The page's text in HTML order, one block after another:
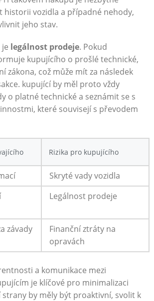
historii vozidla a případné nehody,
jeho stav.
legálnost prodeje. Pokud
kupujícího o prošlé technické,
zákona, což může mít za následek
kupující by měl proto vždy
o platné technické a seznámit se s
které souvisejí s převodem
Rizika pro kupujícího
Skryté vady vozidla
Legálnost prodeje
závady
Finanční ztráty na
opravách
a komunikace mezi
je klíčové pro minimalizaci
by měly být proaktivní, svolit k